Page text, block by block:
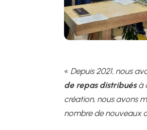
« Depuis 2021, nous
de repas distribuésà
création, nous avons
nombre de nouveaux